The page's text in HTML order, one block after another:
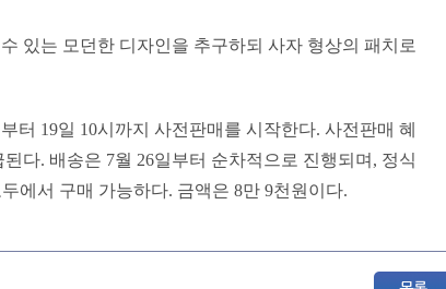
있는 모던한 디자인을 추구하되 사자 형상의 패치로
터 19일 10시까지 사전판매를 시작한다. 사전판매 혜
다. 배송은 7월 26일부터 순차적으로 진행되며, 정식
에서 구매 가능하다. 금액은 8만 9천원이다.